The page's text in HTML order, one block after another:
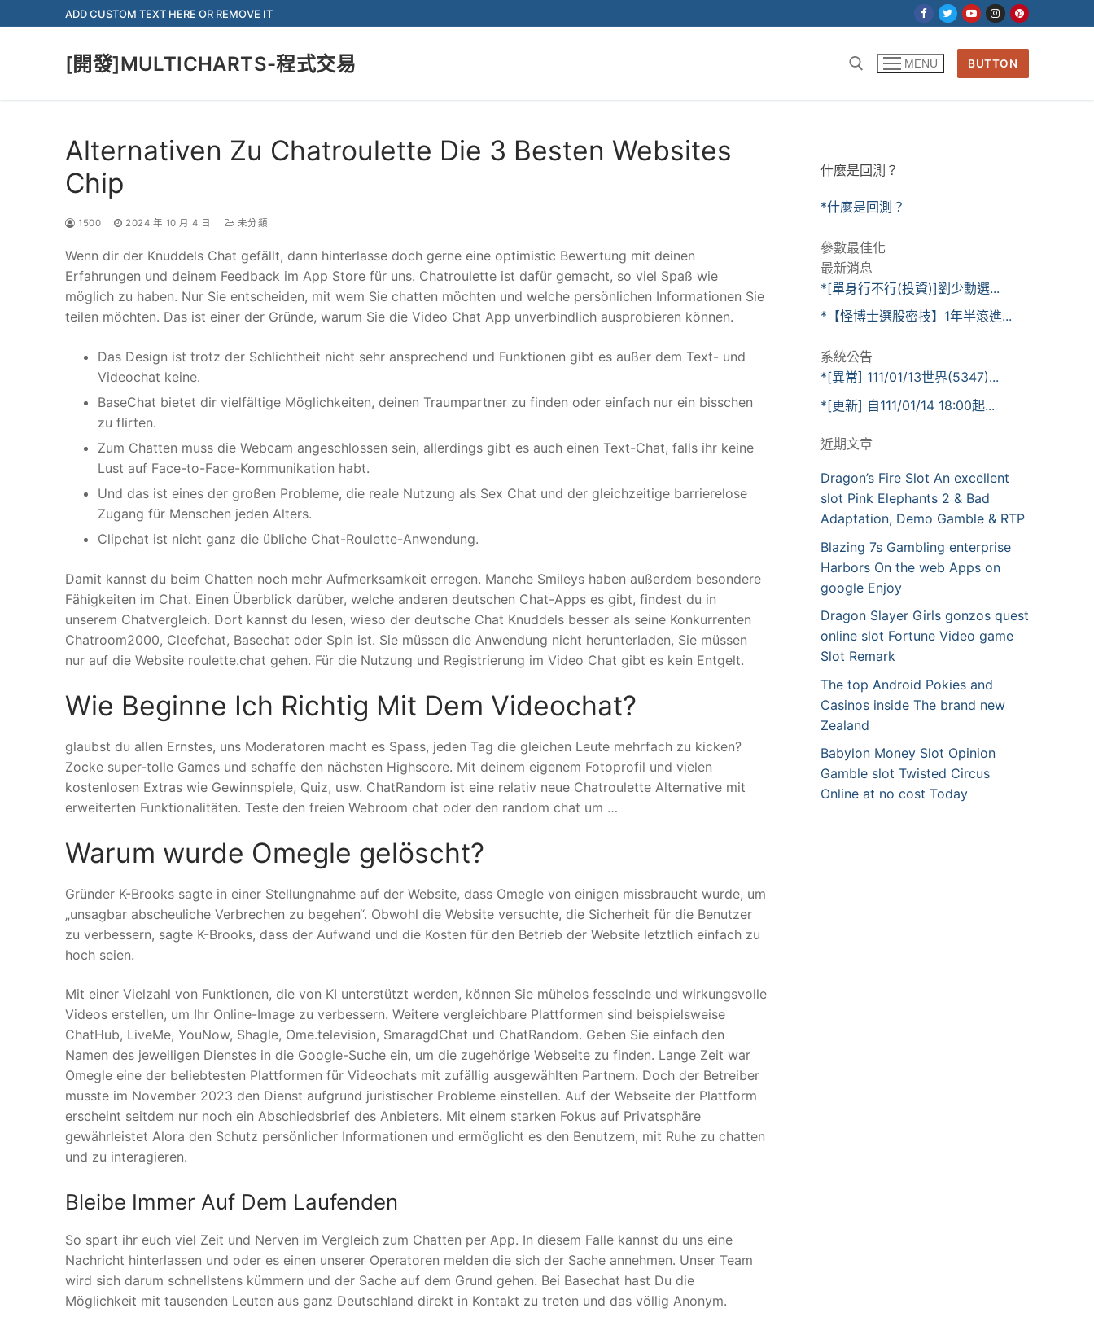
to
ADD CUSTOM TEXT HERE OR REMOVE IT
[開發]MULTICHARTS-程式交易 MENU BUTTON
Alternativen Zu Chatroulette Die 3 Besten Websites
Chip
1500 2024 年 10 月 4 日 未分類
Wenn dir der Knuddels Chat gefällt, dann hinterlasse doch gerne eine optimistic Bewertung mit deinen
Erfahrungen und deinem Feedback im App Store für uns. Chatroulette ist dafür gemacht, so viel Spaß wie
möglich zu haben. Nur Sie entscheiden, mit wem Sie chatten möchten und welche persönlichen Informationen Sie
teilen möchten. Das ist einer der Gründe, warum Sie die Video Chat App unverbindlich ausprobieren können.
Das Design ist trotz der Schlichtheit nicht sehr ansprechend und Funktionen gibt es außer dem Text- und
Videochat keine.
BaseChat bietet dir vielfältige Möglichkeiten, deinen Traumpartner zu finden oder einfach nur ein bisschen
zu flirten.
Zum Chatten muss die Webcam angeschlossen sein, allerdings gibt es auch einen Text-Chat, falls ihr keine
Lust auf Face-to-Face-Kommunikation habt.
Und das ist eines der großen Probleme, die reale Nutzung als Sex Chat und der gleichzeitige barrierelose
Zugang für Menschen jeden Alters.
Clipchat ist nicht ganz die übliche Chat-Roulette-Anwendung.
Damit kannst du beim Chatten noch mehr Aufmerksamkeit erregen. Manche Smileys haben außerdem besondere
Fähigkeiten im Chat. Einen Überblick darüber, welche anderen deutschen Chat-Apps es gibt, findest du in
unserem Chatvergleich. Dort kannst du lesen, wieso der deutsche Chat Knuddels besser als seine Konkurrenten
Chatroom2000, Cleefchat, Basechat oder Spin ist. Sie müssen die Anwendung nicht herunterladen, Sie müssen
nur auf die Website roulette.chat gehen. Für die Nutzung und Registrierung im Video Chat gibt es kein Entgelt.
Wie Beginne Ich Richtig Mit Dem Videochat?
glaubst du allen Ernstes, uns Moderatoren macht es Spass, jeden Tag die gleichen Leute mehrfach zu kicken?
Zocke super-tolle Games und schaffe den nächsten Highscore. Mit deinem eigenem Fotoprofil und vielen
kostenlosen Extras wie Gewinnspiele, Quiz, usw. ChatRandom ist eine relativ neue Chatroulette Alternative mit
erweiterten Funktionalitäten. Teste den freien Webroom chat oder den random chat um …
Warum wurde Omegle gelöscht?
Gründer K-Brooks sagte in einer Stellungnahme auf der Website, dass Omegle von einigen missbraucht wurde, um
„unsagbar abscheuliche Verbrechen zu begehen“. Obwohl die Website versuchte, die Sicherheit für die Benutzer
zu verbessern, sagte K-Brooks, dass der Aufwand und die Kosten für den Betrieb der Website letztlich einfach zu
hoch seien.
Mit einer Vielzahl von Funktionen, die von KI unterstützt werden, können Sie mühelos fesselnde und wirkungsvolle
Videos erstellen, um Ihr Online-Image zu verbessern. Weitere vergleichbare Plattformen sind beispielsweise
ChatHub, LiveMe, YouNow, Shagle, Ome.television, SmaragdChat und ChatRandom. Geben Sie einfach den
Namen des jeweiligen Dienstes in die Google-Suche ein, um die zugehörige Webseite zu finden. Lange Zeit war
Omegle eine der beliebtesten Plattformen für Videochats mit zufällig ausgewählten Partnern. Doch der Betreiber
musste im November 2023 den Dienst aufgrund juristischer Probleme einstellen. Auf der Webseite der Plattform
erscheint seitdem nur noch ein Abschiedsbrief des Anbieters. Mit einem starken Fokus auf Privatsphäre
gewährleistet Alora den Schutz persönlicher Informationen und ermöglicht es den Benutzern, mit Ruhe zu chatten
und zu interagieren.
Bleibe Immer Auf Dem Laufenden
So spart ihr euch viel Zeit und Nerven im Vergleich zum Chatten per App. In diesem Falle kannst du uns eine
Nachricht hinterlassen und oder es einen unserer Operatoren melden die sich der Sache annehmen. Unser Team
wird sich darum schnellstens kümmern und der Sache auf dem Grund gehen. Bei Basechat hast Du die
Möglichkeit mit tausenden Leuten aus ganz Deutschland direkt in Kontakt zu treten und das völlig Anonym.
什麼是回測？
*什麼是回測？
參數最佳化
最新消息
*[單身行不行(投資)]劉少勳選...
*【怪博士選股密技】1年半滾進...
系統公告
*[異常] 111/01/13世界(5347)...
*[更新] 自111/01/14 18:00起...
近期文章
Dragon’s Fire Slot An excellent
slot Pink Elephants 2 & Bad
Adaptation, Demo Gamble & RTP
Blazing 7s Gambling enterprise
Harbors On the web Apps on
google Enjoy
Dragon Slayer Girls gonzos quest
online slot Fortune Video game
Slot Remark
The top Android Pokies and
Casinos inside The brand new
Zealand
Babylon Money Slot Opinion
Gamble slot Twisted Circus
Online at no cost Today